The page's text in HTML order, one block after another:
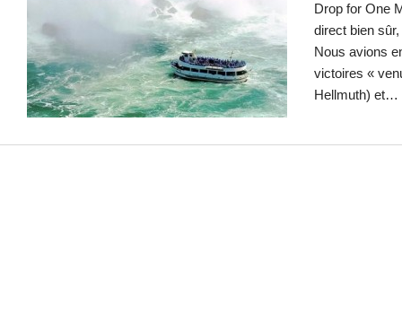
Drop for One
direct bien
Nous avions
victoires «
Hellmuth) et…